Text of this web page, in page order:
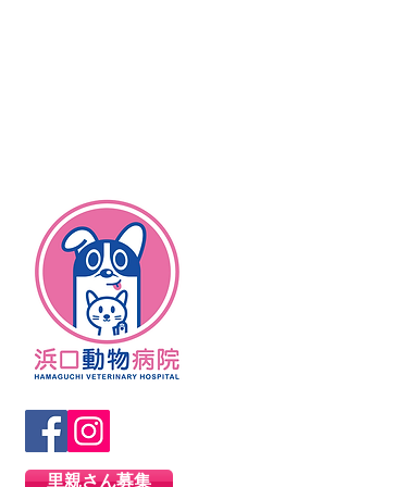
里親さん募集